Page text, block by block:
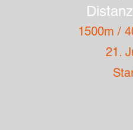
1500m /
21.